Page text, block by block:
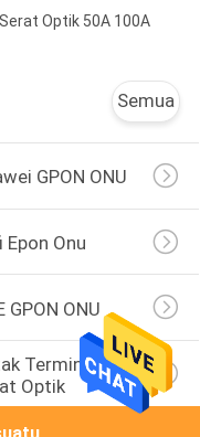
Optik 50A 100A
Semua
GPON ONU
Epon Onu
GPON ONU
Terminal
Optik